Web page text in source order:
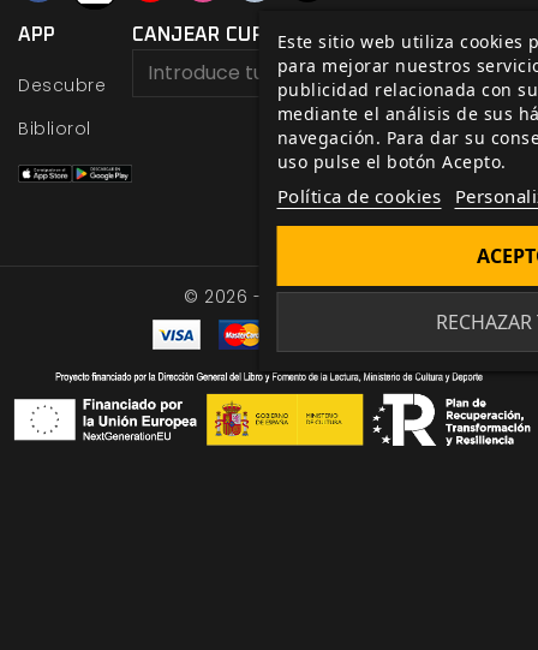
Este sitio web utiliza cookies
para mejorar nuestros
publicidad relacionada con
mediante el análisis de sus
navegación. Para dar su
uso pulse el botón Acepto.
Política de cookies
APP
Descubre
Bibliorol
CANJEAR CUPÓN
CANJEAR
© 2026 - Nosolorol